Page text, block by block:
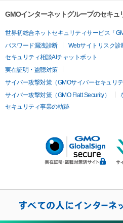
GMOインターネットグループのセキュ
世界初総合ネットセキュリティサービス「
パスワード漏洩診断
Webサイトリスク診
セキュリティ相談AIチャットボット
実在証明・盗聴対策
サイバー攻撃対策（GMOサイバーセキュリテ
サイバー攻撃対策（GMO Flatt Security）
セキュリティ事業の軌跡